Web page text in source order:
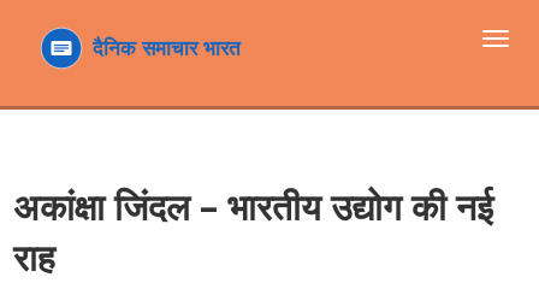
टॉगल
अकांक्षा जिंदल – भारतीय उद्योग की नई
राह